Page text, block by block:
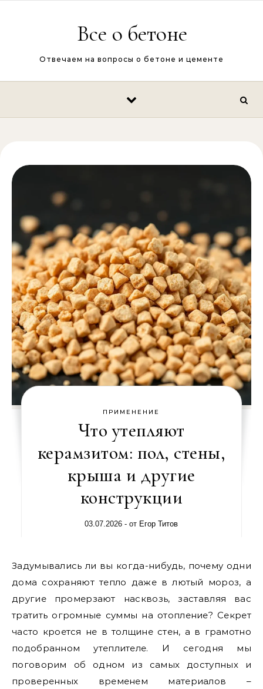
Все о бетоне
Отвечаем на вопросы о бетоне и цементе
ПРИМЕНЕНИЕ
Что утепляют
керамзитом: пол, стены,
крыша и другие
конструкции
03.07.2026 - от Егор Титов
Задумывались ли вы когда-нибудь, почему одни
дома сохраняют тепло даже в лютый мороз, а
другие промерзают насквозь, заставляя вас
тратить огромные суммы на отопление? Секрет
часто кроется не в толщине стен, а в грамотно
подобранном утеплителе. И сегодня мы
поговорим об одном из самых доступных и
проверенных временем материалов –